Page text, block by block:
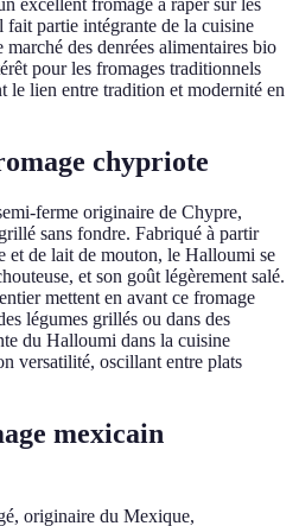
excellent fromage à râper sur les
partie intégrante de la cuisine
des denrées alimentaires bio
pour les fromages traditionnels
le lien entre tradition et modernité en
chypriote
ferme originaire de Chypre,
sans fondre. Fabriqué à partir
et de lait de mouton, le Halloumi se
et son goût légèrement salé.
mettent en avant ce fromage
légumes grillés ou dans des
du Halloumi dans la cuisine
versatilité, oscillant entre plats
mexicain
originaire du Mexique,